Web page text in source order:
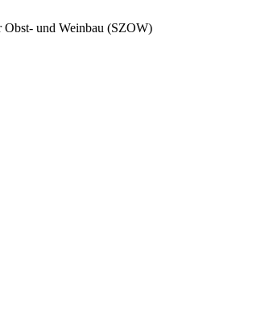
und Weinbau (SZOW)